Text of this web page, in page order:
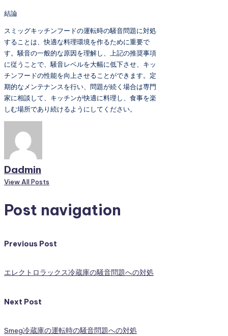
結論
スミッグキッチンフードの運転時の騒音問題に対処
することは、快適な料理環境を作るために重要で
す。騒音の一般的な原因を理解し、上記の推奨事項
に従うことで、騒音レベルを大幅に低下させ、キッ
チンフードの性能を向上させることができます。定
期的なメンテナンスを行い、問題が続く場合は専門
家に相談して、キッチンが快適に料理し、食事を楽
しむ場所であり続けるようにしてください。
Dadmin
View All Posts
Post navigation
Previous Post
エレクトロラックス冷蔵庫の騒音問題への対処
Next Post
Smeg冷蔵庫の運転時の騒音問題への対処